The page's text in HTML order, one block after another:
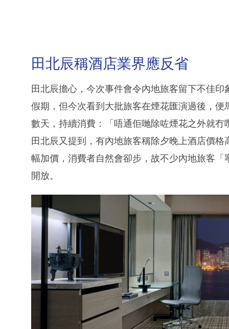
田北辰稱酒店業界應反省
田北辰擔心，今次事件會令內地旅客留下不佳
假期，但今次看到大批旅客在煙花匯演過後，
數天，持續消費：「唔通佢哋除咗煙花之外就冇
田北辰又提到，有內地旅客稱除夕晚上酒店價
幅加價，消費者自然會卻步，故不少內地旅客
開放。